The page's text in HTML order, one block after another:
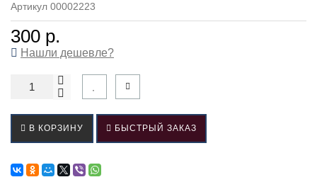
Артикул 00002223
300 р.
Нашли дешевле?
В КОРЗИНУ БЫСТРЫЙ ЗАКАЗ